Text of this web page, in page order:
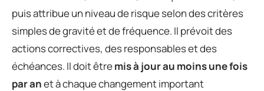
puis attribue un niveau de risque selon des critères
simples de gravité et de fréquence. Il prévoit des
actions correctives, des responsables et des
échéances. Il doit êtremis à jour au moins une fois
par anet à chaque changement important